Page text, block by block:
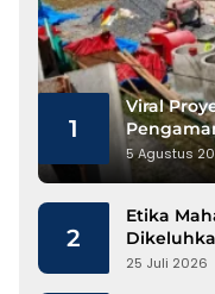
1
Viral
Gunakan
5 Agustus
2
Etika
25 Juli 2026